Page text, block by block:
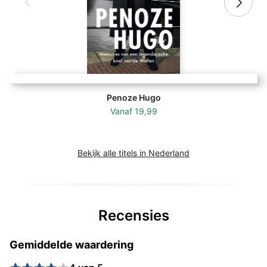
Penoze Hugo
Vanaf 19,99
Bekijk alle titels in Nederland
Recensies
Gemiddelde waardering